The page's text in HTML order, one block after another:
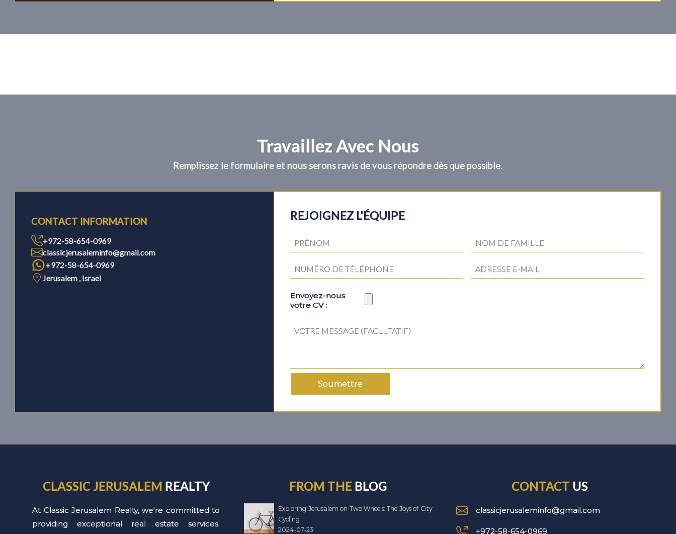
Travaillez Avec Nous
Remplissez le formulaire et nous serons ravis de vous répondre dès que possible.
CONTACT INFORMATION
+972-58-654-0969
classicjerusaleminfo@gmail.com
+972-58-654-0969
Jerusalem , Israel
REJOIGNEZ L'ÉQUIPE
Envoyez-nous
votre CV :
Soumettre
CLASSIC JERUSALEM REALTY
At Classic Jerusalem Realty, we're committed to
providing exceptional real estate services.
FROM THE BLOG
Exploring Jerusalem on Two Wheels: The Joys of City
Cycling
2024-07-23
CONTACT US
classicjerusaleminfo@gmail.com
+972-58-654-0969